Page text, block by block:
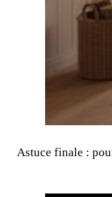
Astuce finale :